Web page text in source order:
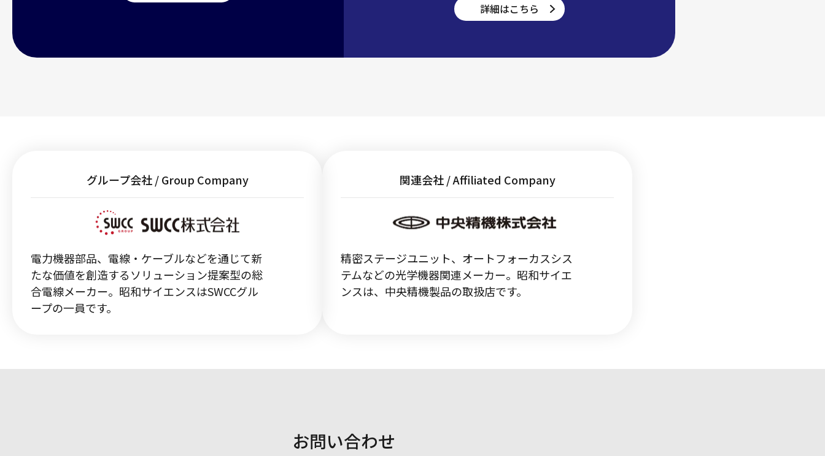
詳細はこちら
グループ会社 / Group Company
電力機器部品、電線・ケーブルなどを通じて新
たな価値を創造するソリューション提案型の総
合電線メーカー。昭和サイエンスはSWCCグル
ープの一員です。
関連会社 / Affiliated Company
精密ステージユニット、オートフォーカスシス
テムなどの光学機器関連メーカー。昭和サイエ
ンスは、中央精機製品の取扱店です。
お問い合わせ